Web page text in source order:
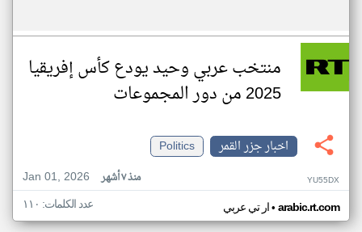
منتخب عربي وحيد يودع كأس إفريقيا
2025 من دور المجموعات
اخبار جزر القمر
Politics
Jan 01, 2026
منذ ٧ أشهر YU55DX
ار تي عربي• arabic.rt.com عدد الكلمات: ١١٠